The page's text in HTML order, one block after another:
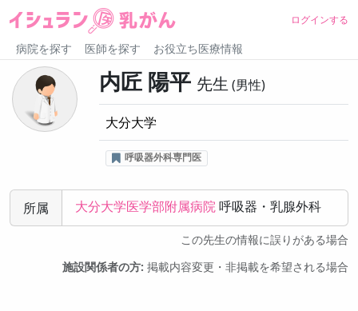
ログインする
病院を探す 医師を探す お役立ち医療情報
内匠 陽平 先生 男性
大分大学
呼吸器外科専門医
所属 大分大学医学部附属病院呼吸器・乳腺外科
この先生の情報に誤りがある場合
施設関係者の方: 掲載内容変更・非掲載を希望される場合